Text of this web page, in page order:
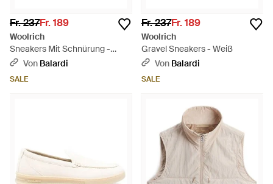
Fr. 237Fr. 189
Woolrich
Sneakers Mit Schnürung -
WeißVon Balardi
SALE
Fr. 237Fr. 189
Woolrich
Gravel Sneakers - Weiß
Von Balardi
SALE